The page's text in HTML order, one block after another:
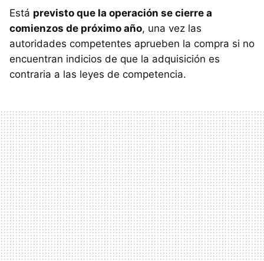
Está previsto que la operación se cierre a
comienzos de próximo año, una vez las
autoridades competentes aprueben la compra si no
encuentran indicios de que la adquisición es
contraria a las leyes de competencia.